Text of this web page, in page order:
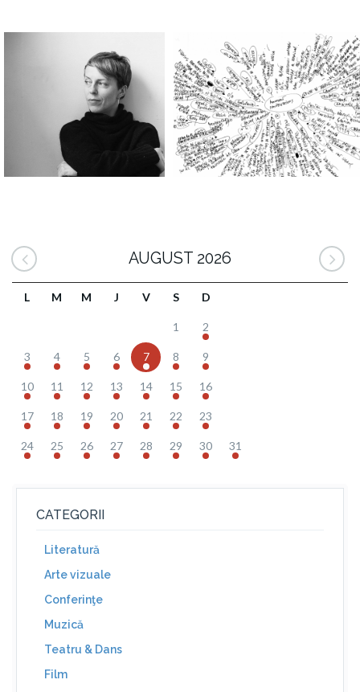
AUGUST 2026
L M M J V S D
1 2
3 4 5 6 7 8 9
10 11 12 13 14 15 16
17 18 19 20 21 22 23
24 25 26 27 28 29 30 31
CATEGORII
Literatură
Arte vizuale
Conferinţe
Muzică
Teatru & Dans
Film